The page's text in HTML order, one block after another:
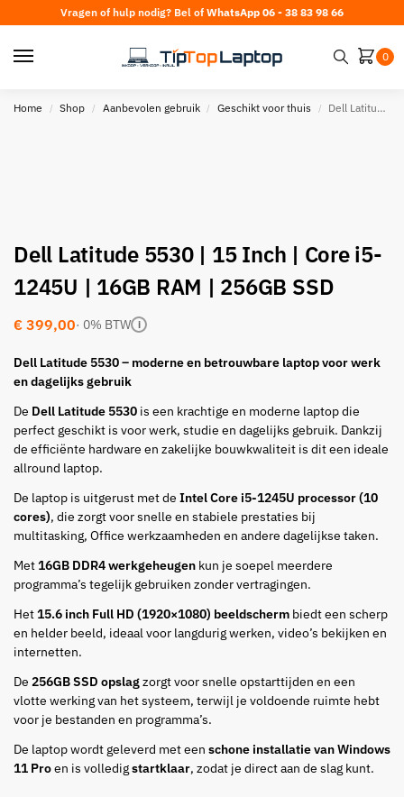
Vragen of hulp nodig? Bel of WhatsApp 06 - 38 83 98 66
0
Home / Shop / Aanbevolen gebruik / Geschikt voor thuis / Dell Latitude 5530 | 15 Inch | Core i5-1245U | 16GB RAM | 256GB SSD
Dell Latitude 5530 | 15 Inch | Core i5-
1245U | 16GB RAM | 256GB SSD
€ 399,00· 0% BTW i
Dell Latitude 5530 – moderne en betrouwbare laptop voor werk
en dagelijks gebruik
De Dell Latitude 5530 is een krachtige en moderne laptop die
perfect geschikt is voor werk, studie en dagelijks gebruik. Dankzij
de efficiënte hardware en zakelijke bouwkwaliteit is dit een ideale
allround laptop.
De laptop is uitgerust met de Intel Core i5-1245U processor (10
cores), die zorgt voor snelle en stabiele prestaties bij
multitasking, Office werkzaamheden en andere dagelijkse taken.
Met16GB DDR4 werkgeheugen kun je soepel meerdere
programma’s tegelijk gebruiken zonder vertragingen.
Het15.6 inch Full HD (1920×1080) beeldscherm biedt een scherp
en helder beeld, ideaal voor langdurig werken, video’s bekijken en
internetten.
De 256GB SSD opslagzorgt voor snelle opstarttijden en een
vlotte werking van het systeem, terwijl je voldoende ruimte hebt
voor je bestanden en programma’s.
De laptop wordt geleverd met een schone installatie van Windows
11 Proen is volledigstartklaar, zodat je direct aan de slag kunt.